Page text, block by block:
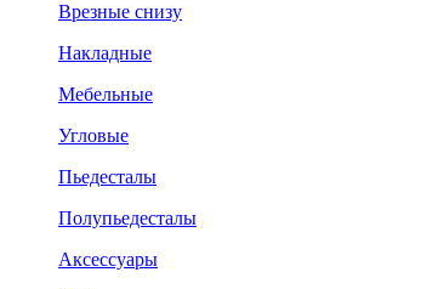
Врезные снизу
Накладные
Мебельные
Угловые
Пьедесталы
Полупьедесталы
Аксессуары